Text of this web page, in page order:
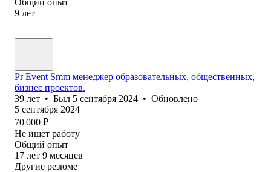
9 лет
Pr Event Smm менеджер образовательных, общественных,
бизнес проектов.
39 лет • Был 5 сентября 2024 • Обновлено
5 сентября 2024
70 000 ₽
Не ищет работу
Общий опыт
17 лет 9 месяцев
Другие резюме